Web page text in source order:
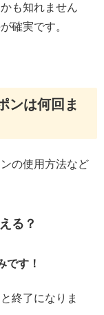
も知れません
確実です。
ンは何回ま
の使用方法など
る？
です！
終了になりま